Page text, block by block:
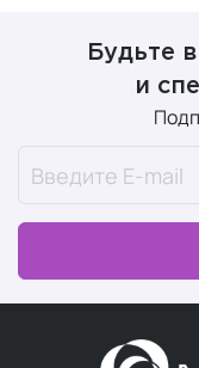
Будьте
и